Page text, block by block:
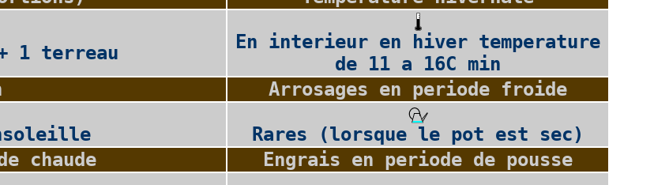
1 terreau
En interieur en hiver temperature
de 11 a 16C min
Arrosages en periode froide
Rares (lorsque le pot est sec)
chaude
Engrais en periode de pousse